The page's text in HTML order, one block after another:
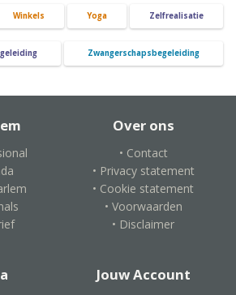
Winkels Yoga Zelfrealisatie
Zwangerschapsbegeleiding
Over ons
• Contact
• Privacy statement
• Cookie statement
• Voorwaarden
• Disclaimer
Jouw Account